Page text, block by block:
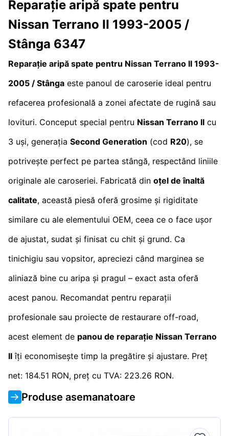
Reparație aripă spate pentru
Nissan Terrano II 1993-2005 /
Stânga 6347
Reparație aripă spate pentru Nissan Terrano II 1993-
2005 / Stânga este panoul de caroserie ideal pentru
refacerea profesională a zonei afectate de rugină sau
lovituri. Conceput special pentru Nissan Terrano II cu
3 uși, generația Second Generation (cod R20), se
potrivește perfect pe partea stângă, respectând liniile
originale ale caroseriei. Fabricată din oțel de înaltă
calitate, această piesă oferă grosime și rigiditate
similare cu ale elementului OEM, ceea ce o face ușor
de ajustat, sudat și finisat cu chit și grund. Ca
tinichigiu sau vopsitor, apreciezi când marginea se
aliniază bine cu aripa și pragul – exact asta oferă
acest panou. Recomandat pentru reparații
profesionale sau proiecte de restaurare off-road,
acest element de panou de reparație Nissan Terrano
II îți economisește timp la pregătire și ajustare. Preț
net: 184.51 RON, preț cu TVA: 223.26 RON.
Produse asemanatoare